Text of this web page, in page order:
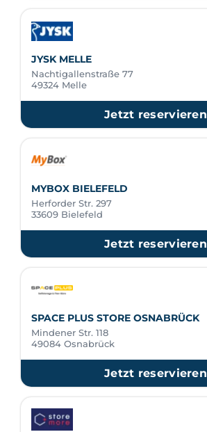
JYSK MELLE
Nachtigallenstraße 77
49324 Melle
Jetzt reservieren
MYBOX BIELEFELD
Herforder Str. 297
33609 Bielefeld
Jetzt reservieren
SPACE PLUS STORE OSNABRÜCK
Mindener Str. 118
49084 Osnabrück
Jetzt reservieren